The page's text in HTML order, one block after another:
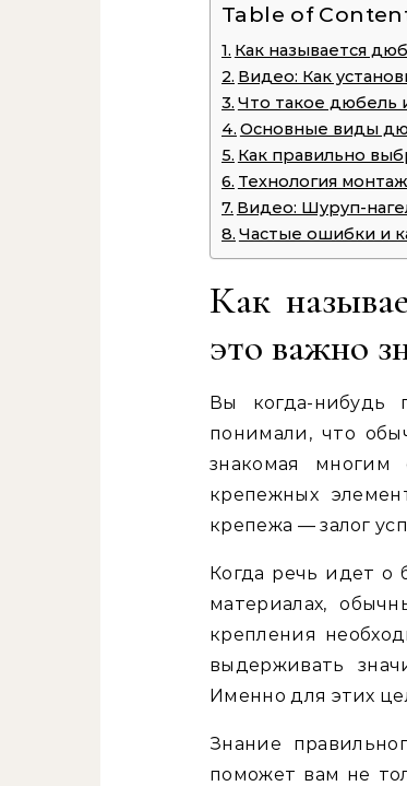
Table of
Как называется
Видео: Как
Что такое дюбель
Основные виды
Как правильно
Технология
Видео: Шуруп-
Частые ошибки и
Как
это важно
Вы когда-нибудь
понимали, что
знакомая многим
крепежных
крепежа — залог
Когда речь идет о
материалах,
крепления
выдерживать
Именно для этих
Знание
поможет вам не